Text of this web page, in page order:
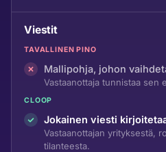
Viestit
TAVALLINEN PINO
Mallipohja, johon
Vastaanottaja tunnistaa sen
CLOOP
Jokainen viesti
Vastaanottajan yrityksestä,
tilanteesta.